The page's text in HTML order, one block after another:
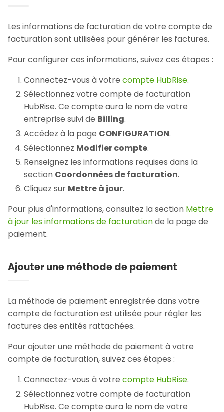
Les informations de facturation de votre compte de
facturation sont utilisées pour générer les factures.
Pour configurer ces informations, suivez ces étapes :
Connectez-vous à votre compte HubRise.
Sélectionnez votre compte de facturation
HubRise. Ce compte aura le nom de votre
entreprise suivi de Billing.
Accédez à la page CONFIGURATION.
Sélectionnez Modifier compte.
Renseignez les informations requises dans la
section Coordonnées de facturation.
Cliquez sur Mettre à jour.
Pour plus d'informations, consultez la section Mettre
à jour les informations de facturationde la page de
paiement.
Ajouter une méthode de paiement
La méthode de paiement enregistrée dans votre
compte de facturation est utilisée pour régler les
factures des entités rattachées.
Pour ajouter une méthode de paiement à votre
compte de facturation, suivez ces étapes :
Connectez-vous à votre compte HubRise.
Sélectionnez votre compte de facturation
HubRise. Ce compte aura le nom de votre